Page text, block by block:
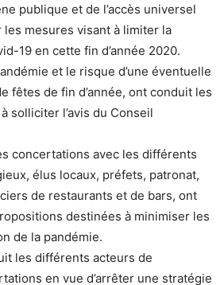
publique et de l’accès universel
mesures visant à limiter la
19 en cette fin d’année 2020.
et le risque d’une éventuelle
fêtes de fin d’année, ont conduit les
solliciter l’avis du Conseil
concertations avec les différents
élus locaux, préfets, patronat,
de restaurants et de bars, ont
destinées à minimiser les
de la pandémie.
les différents acteurs de
en vue d’arrêter une stratégie